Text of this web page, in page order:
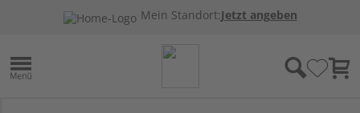
Mein Standort:Jetzt angeben